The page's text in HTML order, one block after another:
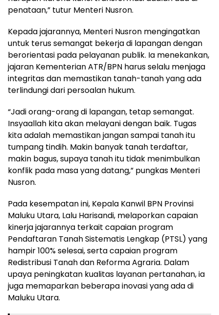
penataan,” tutur Menteri Nusron.
Kepada jajarannya, Menteri Nusron mengingatkan
untuk terus semangat bekerja di lapangan dengan
berorientasi pada pelayanan publik. Ia menekankan,
jajaran Kementerian ATR/BPN harus selalu menjaga
integritas dan memastikan tanah-tanah yang ada
terlindungi dari persoalan hukum.
“Jadi orang-orang di lapangan, tetap semangat.
Insyaallah kita akan melayani dengan baik. Tugas
kita adalah memastikan jangan sampai tanah itu
tumpang tindih. Makin banyak tanah terdaftar,
makin bagus, supaya tanah itu tidak menimbulkan
konflik pada masa yang datang,” pungkas Menteri
Nusron.
Pada kesempatan ini, Kepala Kanwil BPN Provinsi
Maluku Utara, Lalu Harisandi, melaporkan capaian
kinerja jajarannya terkait capaian program
Pendaftaran Tanah Sistematis Lengkap (PTSL) yang
hampir 100% selesai, serta capaian program
Redistribusi Tanah dan Reforma Agraria. Dalam
upaya peningkatan kualitas layanan pertanahan, ia
juga memaparkan beberapa inovasi yang ada di
Maluku Utara.